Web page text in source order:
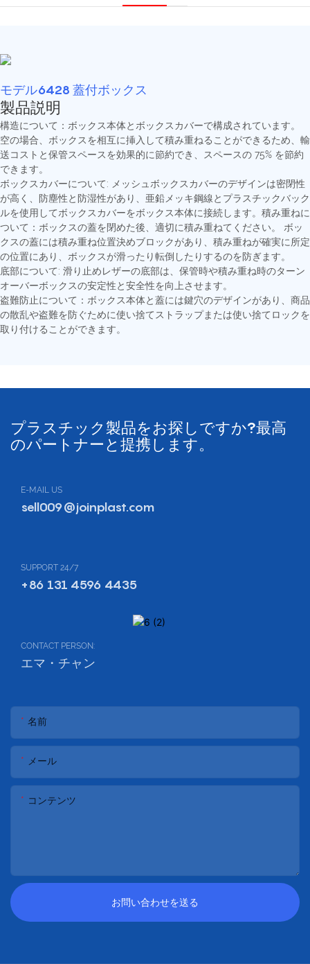
モデル6428 蓋付ボックス
製品説明
構造について：ボックス本体とボックスカバーで構成されています。
空の場合、ボックスを相互に挿入して積み重ねることができるため、輸
送コストと保管スペースを効果的に節約でき、スペースの 75% を節約
できます。
ボックスカバーについて: メッシュボックスカバーのデザインは密閉性
が高く、防塵性と防湿性があり、亜鉛メッキ鋼線とプラスチックバック
ルを使用してボックスカバーをボックス本体に接続します。積み重ねに
ついて：ボックスの蓋を閉めた後、適切に積み重ねてください。 ボッ
クスの蓋には積み重ね位置決めブロックがあり、積み重ねが確実に所定
の位置にあり、ボックスが滑ったり転倒したりするのを防ぎます。
底部について: 滑り止めレザーの底部は、保管時や積み重ね時のターン
オーバーボックスの安定性と安全性を向上させます。
盗難防止について：ボックス本体と蓋には鍵穴のデザインがあり、商品
の散乱や盗難を防ぐために使い捨てストラップまたは使い捨てロックを
取り付けることができます。
プラスチック製品をお探しですか?最高
のパートナーと提携します。
E-MAIL US
sell009@joinplast.com
SUPPORT 24/7
+86 131 4596 4435
CONTACT PERSON:
エマ・チャン
名前
メール
コンテンツ
お問い合わせを送る